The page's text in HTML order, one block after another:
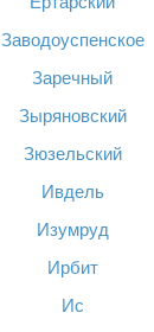
Заводоуспенское
Заречный
Зыряновский
Зюзельский
Ивдель
Изумруд
Ирбит
Ис